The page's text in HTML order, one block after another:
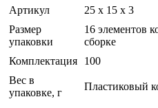
Артикул
25 x 15 x 3
Размер
упаковки
16 элементов
сборке
Комплектация
100
Вес в
упаковке, г
Пластиковый